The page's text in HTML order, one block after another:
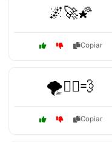
🌌🚀🌠
Copiar
🌪️🏃‍♂️💨
Copiar